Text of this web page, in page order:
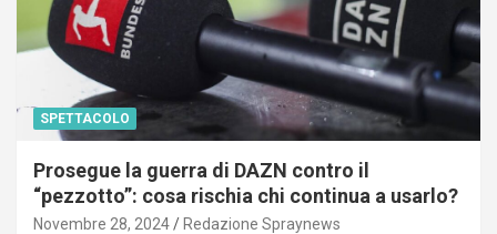
SPETTACOLO
Prosegue la guerra di DAZN contro il
“pezzotto”: cosa rischia chi continua a usarlo?
Novembre 28, 2024 Redazione Spraynews